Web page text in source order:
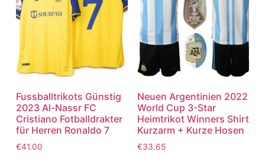
Fussballtrikots Günstig
2023 Al-Nassr FC
Cristiano Fotballdrakter
für Herren Ronaldo 7
€41.00
Neuen Argentinien 2022
World Cup 3-Star
Heimtrikot Winners Shirt
Kurzarm + Kurze Hosen
€33.65